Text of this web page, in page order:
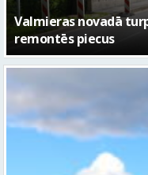
No pagaidu teātra
– kā attīstīsies